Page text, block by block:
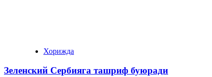
Хорижда
Зеленский Сербияга ташриф буюради